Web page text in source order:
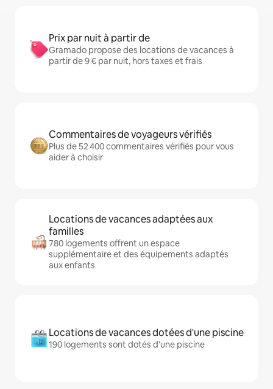
Prix par nuit à partir de
Gramado propose des locations de vacances à
partir de 9 € par nuit, hors taxes et frais
Commentaires de voyageurs vérifiés
Plus de 52 400 commentaires vérifiés pour vous
aider à choisir
Locations de vacances adaptées aux
familles
780 logements offrent un espace
supplémentaire et des équipements adaptés
aux enfants
Locations de vacances dotées d'une piscine
190 logements sont dotés d'une piscine